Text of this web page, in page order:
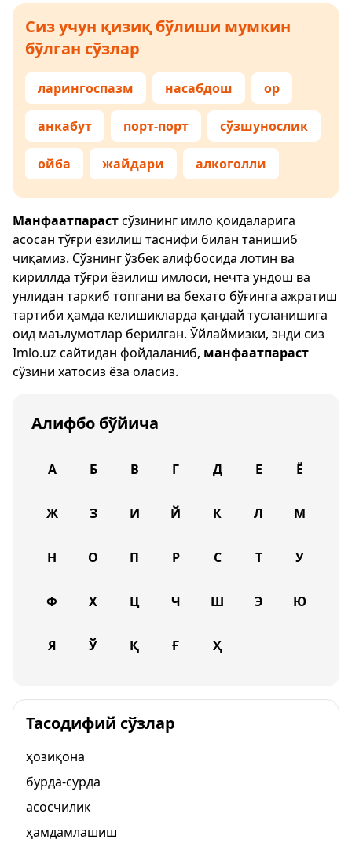
Сиз учун қизиқ бўлиши мумкин
бўлган сўзлар
ларингоспазм насабдош ор
анкабут порт-порт сўзшунослик
ойба жайдари алкоголли
Манфаатпарастсўзининг имло қоидаларига
асосан тўғри ёзилиш таснифи билан танишиб
чиқамиз. Сўзнинг ўзбек алифбосида лотин ва
кириллда тўғри ёзилиш имлоси, нечта ундош ва
унлидан таркиб топгани ва бехато бўғинга ажратиш
тартиби ҳамда келишикларда қандай тусланишига
оид маълумотлар берилган. Ўйлаймизки, энди сиз
Imlo.uz сайтидан фойдаланиб, манфаатпараст
сўзини хатосиз ёза оласиз.
Алифбо бўйича
А Б В Г Д Е Ё
Ж З И Й К Л М
Н О П Р С Т У
Ф Х Ц Ч Ш Э Ю
Я Ў Қ Ғ Ҳ
Тасодифий сўзлар
ҳозиқона
бурда-сурда
асосчилик
ҳамдамлашиш